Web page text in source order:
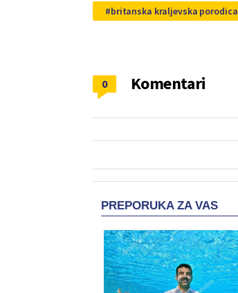
britanska kraljevska porodica
Komentari
0
PREPORUKA ZA VAS